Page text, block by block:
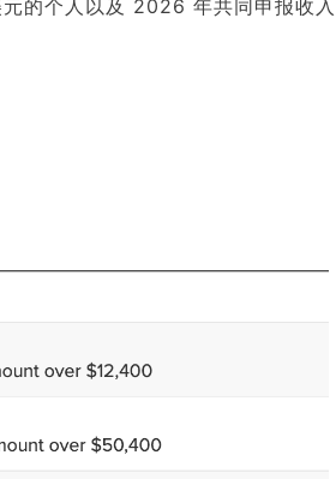
的个人以及 2026 年共同申报收入